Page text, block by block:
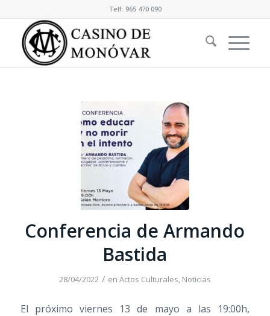
Telf: 965 470 090
Conferencia de Armando
Bastida
28/04/2022 / en Actos Culturales, Noticias
El próximo viernes 13 de mayo a las 19:00h,